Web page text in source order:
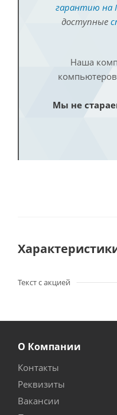
гарантию на
доступные
Наша
Мы не
Текст с акцией
О Компании
Контакты
Реквизиты
Вакансии